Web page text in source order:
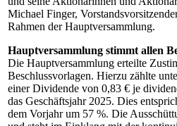
Michael Finger,
Rahmen der Hauptversammlung.
Hauptversammlung stimmt allen
Die Hauptversammlung erteilte
Beschlussvorlagen. Hierzu zählte
einer Dividende von 0,83 € je
das Geschäftsjahr 2025. Dies
dem Vorjahr um 57 %. Die